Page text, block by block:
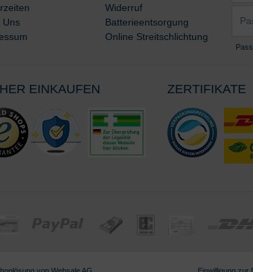
Uns
Widerruf
Batterieentsorgung
Online Streitschlichtung
EINKAUFEN ZERTIFIKATE
von Websale AG Einwilligung zur